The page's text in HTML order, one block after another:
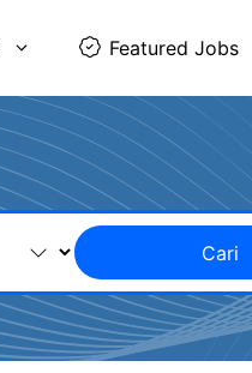
Featured Jobs
Cari